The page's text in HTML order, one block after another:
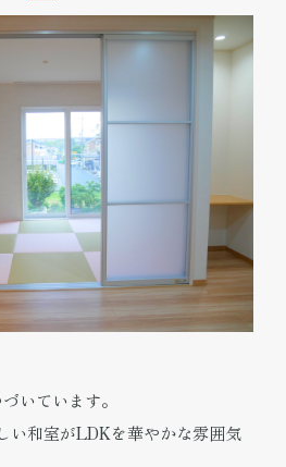
いています。
い和室がLDKを華やかな雰囲気